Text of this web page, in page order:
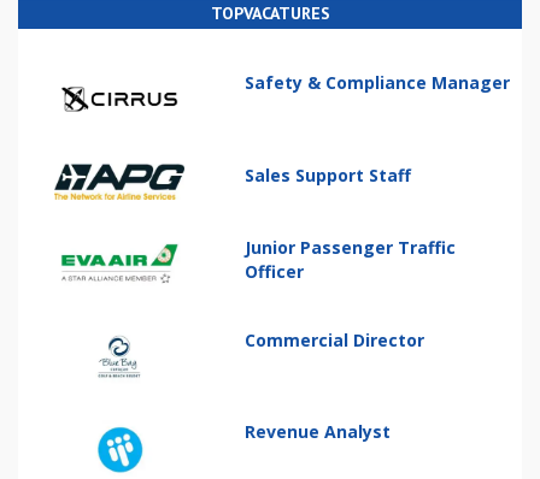
TOPVACATURES
Safety & Compliance Manager
Sales Support Staff
Junior Passenger Traffic
Officer
Commercial Director
Revenue Analyst